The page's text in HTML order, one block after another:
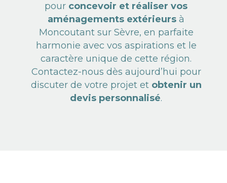
pour concevoir et réaliser vos
aménagements extérieurs à
Moncoutant sur Sèvre, en parfaite
harmonie avec vos aspirations et le
caractère unique de cette région.
Contactez-nous dès aujourd’hui pour
discuter de votre projet et obtenir un
devis personnalisé.